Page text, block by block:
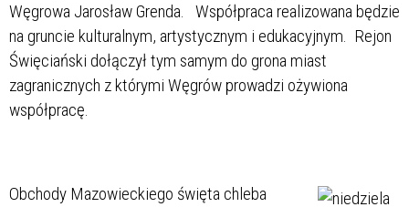
Węgrowa Jarosław Grenda. Współpraca realizowana będzie
na gruncie kulturalnym, artystycznym i edukacyjnym. Rejon
Święciański dołączył tym samym do grona miast
zagranicznych z którymi Węgrów prowadzi ożywiona
współpracę.
Obchody Mazowieckiego święta chleba